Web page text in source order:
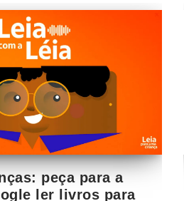
peça para a
ler livros para